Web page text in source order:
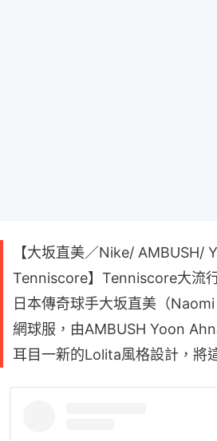
【大坂直美／Nike/ AMBUSH/
Tenniscore】Tenniscore大流
日本傳奇球手大坂直美（
網球服，由AMBUSH Yoon
耳目一新的Lolita風格設計，將